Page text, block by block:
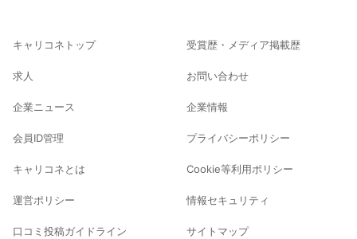
キャリコネトップ
求人
企業ニュース
会員ID管理
キャリコネとは
運営ポリシー
口コミ投稿ガイドライン
受賞歴・メディア掲載歴
お問い合わせ
企業情報
プライバシーポリシー
Cookie等利用ポリシー
情報セキュリティ
サイトマップ